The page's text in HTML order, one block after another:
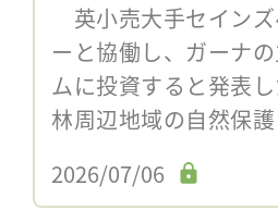
英小売大手セイン
ーと協働し、ガーナ
ムに投資すると発表
林周辺地域の自然保
2026/07/06